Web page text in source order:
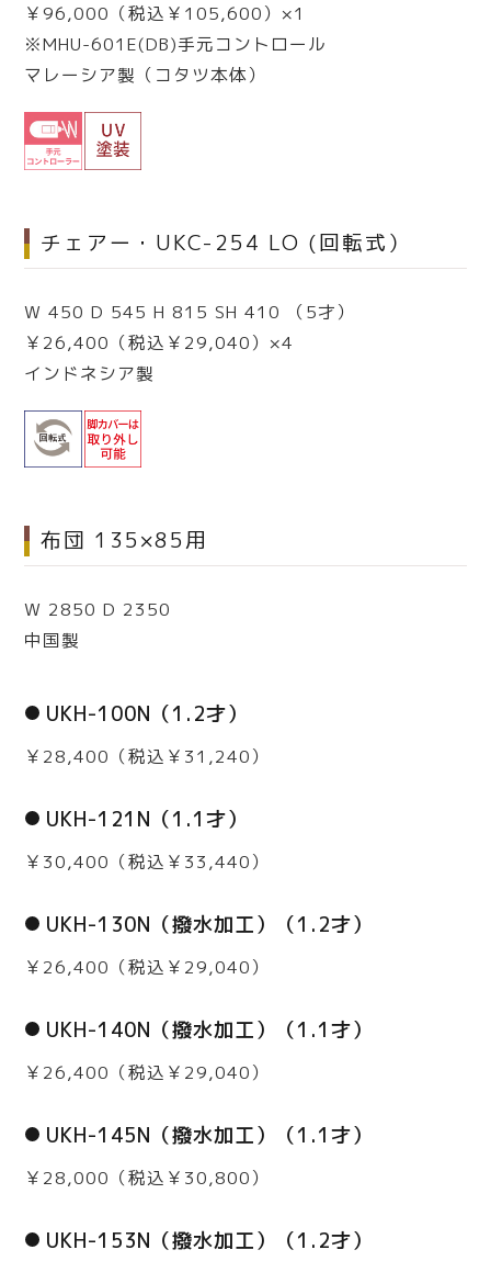
￥96,000（税込￥105,600）×1
※MHU-601E(DB)手元コントロール
マレーシア製（コタツ本体）
チェアー・UKC-254 LO (回転式）
W 450 D 545 H 815 SH 410 （5才）
￥26,400（税込￥29,040）×4
インドネシア製
布団 135×85用
W 2850 D 2350
中国製
UKH-100N（1.2才）
￥28,400（税込￥31,240）
UKH-121N（1.1才）
￥30,400（税込￥33,440）
UKH-130N（撥水加工）（1.2才）
￥26,400（税込￥29,040）
UKH-140N（撥水加工）（1.1才）
￥26,400（税込￥29,040）
UKH-145N（撥水加工）（1.1才）
￥28,000（税込￥30,800）
UKH-153N（撥水加工）（1.2才）